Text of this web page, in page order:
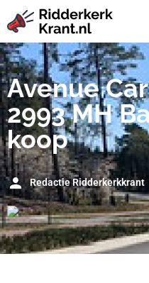
Avenue
2993 MH
koop
Redactie Ridderkerkkrant